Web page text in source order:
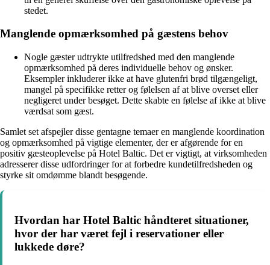
stedet.
Manglende opmærksomhed på gæstens behov
Nogle gæster udtrykte utilfredshed med den manglende
opmærksomhed på deres individuelle behov og ønsker.
Eksempler inkluderer ikke at have glutenfri brød tilgængeligt,
mangel på specifikke retter og følelsen af at blive overset eller
negligeret under besøget. Dette skabte en følelse af ikke at blive
værdsat som gæst.
Samlet set afspejler disse gentagne temaer en manglende koordination
og opmærksomhed på vigtige elementer, der er afgørende for en
positiv gæsteoplevelse på Hotel Baltic. Det er vigtigt, at virksomheden
adresserer disse udfordringer for at forbedre kundetilfredsheden og
styrke sit omdømme blandt besøgende.
Hvordan har Hotel Baltic håndteret situationer,
hvor der har været fejl i reservationer eller
lukkede døre?